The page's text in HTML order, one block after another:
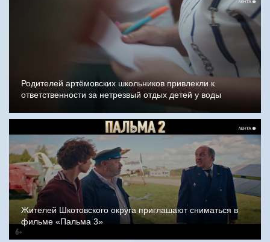
Родителей артёмовских школьников привлекли к
ответственности за нетрезвый отдых детей у воды
Жителей Шкотовского округа приглашают сниматься в
фильме «Пальма 3»